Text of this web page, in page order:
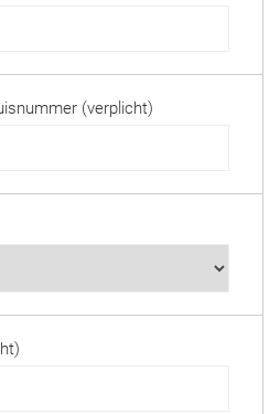
(verplicht)